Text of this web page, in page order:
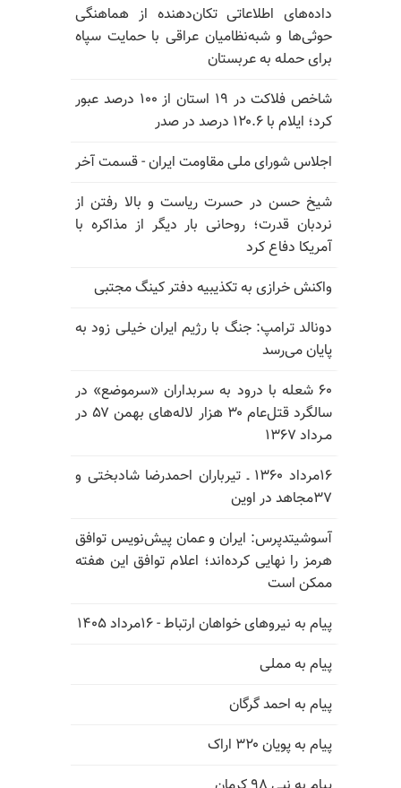
داده‌های اطلاعاتی تکان‌دهنده از هماهنگی
حوثی‌ها و شبه‌نظامیان عراقی با حمایت سپاه
برای حمله به عربستان
شاخص فلاکت در ۱۹ استان از ۱۰۰ درصد عبور
کرد؛ ایلام با ۱۲۰.۶ درصد در صدر
اجلاس شورای ملی مقاومت ایران - قسمت آخر
شیخ حسن در حسرت ریاست و بالا رفتن از
نردبان قدرت؛ روحانی بار دیگر از مذاکره با
آمریکا دفاع کرد
واکنش خرازی به تکذیبیه دفتر کینگ مجتبی
دونالد ترامپ: جنگ با رژیم ایران خیلی زود به
پایان می‌رسد
۶۰ شعله با درود به سربداران «سرموضع» در
سالگرد قتل‌عام ۳۰ هزار لاله‌های بهمن ۵۷ در
مـرداد ۱۳۶۷
۱۶مرداد ۱۳۶۰ ـ تیرباران احمدرضا شادبختی و
۳۷مجاهد در اوین
آسوشیتدپرس: ایران و عمان پیش‌نویس توافق
هرمز را نهایی کرده‌اند؛ اعلام توافق این هفته
ممکن است
پیام به نیروهای خواهان ارتباط - ۱۶مرداد ۱۴۰۵
پیام به مملی
پیام به احمد گرگان
پیام به پویان ۳۲۰ اراک